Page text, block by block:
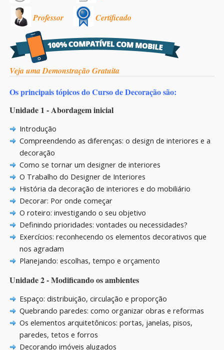
Professor Certificado
Veja uma Demonstração Gratuita
Os principais tópicos do Curso de Decoração são:
Unidade 1 - Abordagem inicial
Introdução
Compreendendo as diferenças: o design de interiores e a
decoração
Como se tornar um designer de interiores
O Trabalho do Designer de Interiores
História da decoração de interiores e do mobiliário
Decorar: Por onde começar
O roteiro: investigando o seu objetivo
Definindo prioridades: vontades ou necessidades?
Exercícios: reconhecendo os elementos decorativos que
nos agradam
Planejando: escolhas, tempo e orçamento
Unidade 2 - Modificando os ambientes
Espaço: distribuição, circulação e proporção
Quebrando paredes: como organizar obras e reformas
Os elementos arquitetônicos: portas, janelas, pisos,
paredes, tetos e forros
Decorando imóveis alugados